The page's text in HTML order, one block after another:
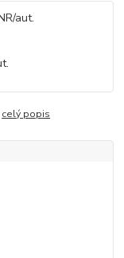
celý popis